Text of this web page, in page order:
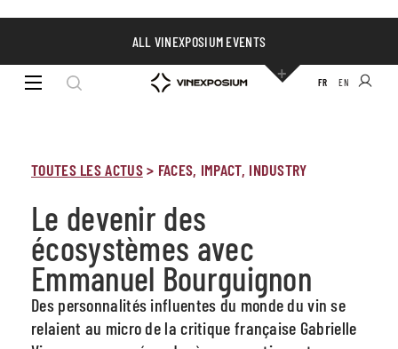
ALL VINEXPOSIUM EVENTS
FR EN
TOUTES LES ACTUS> FACES, IMPACT, INDUSTRY
Le devenir des
écosystèmes avec
Emmanuel Bourguignon
Des personnalités influentes du monde du vin se
relaient au micro de la critique française Gabrielle